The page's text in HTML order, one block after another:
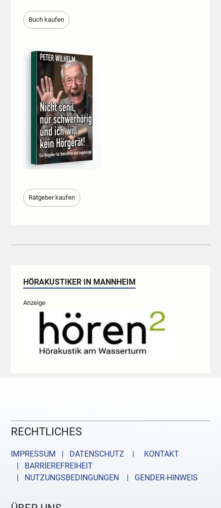
Buch kaufen
Ratgeber kaufen
HÖRAKUSTIKER IN MANNHEIM
Anzeige
RECHTLICHES
IMPRESSUM | DATENSCHUTZ |
KONTAKT
| BARRIEREFREIHEIT
| NUTZUNGSBEDINGUNGEN
| GENDER-HINWEIS